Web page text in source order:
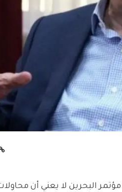
البحرين لا يعني أن